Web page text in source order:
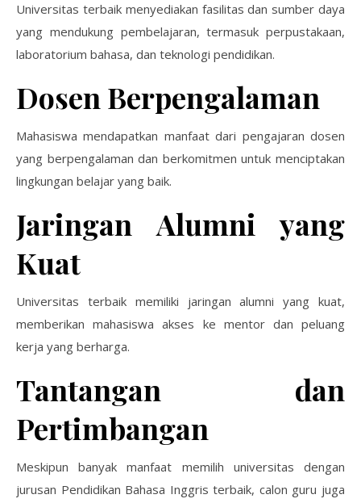
Universitas terbaik menyediakan fasilitas dan sumber daya
yang mendukung pembelajaran, termasuk perpustakaan,
laboratorium bahasa, dan teknologi pendidikan.
Dosen Berpengalaman
Mahasiswa mendapatkan manfaat dari pengajaran dosen
yang berpengalaman dan berkomitmen untuk menciptakan
lingkungan belajar yang baik.
Jaringan Alumni yang
Kuat
Universitas terbaik memiliki jaringan alumni yang kuat,
memberikan mahasiswa akses ke mentor dan peluang
kerja yang berharga.
Tantangan dan
Pertimbangan
Meskipun banyak manfaat memilih universitas dengan
jurusan Pendidikan Bahasa Inggris terbaik, calon guru juga